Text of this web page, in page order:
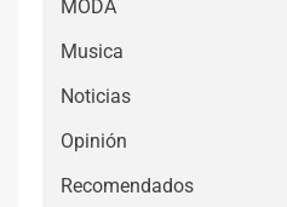
MODA
Musica
Noticias
Opinión
Recomendados